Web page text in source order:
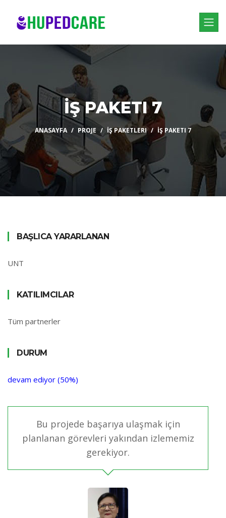
İŞ PAKETI 7
ANASAYFA PROJE İŞ PAKETLERI İŞ PAKETI 7
BAŞLICA YARARLANAN
UNT
KATILIMCILAR
Tüm partnerler
DURUM
devam ediyor (50%)
Bu projede başarıya ulaşmak için
planlanan görevleri yakından izlememiz
gerekiyor.